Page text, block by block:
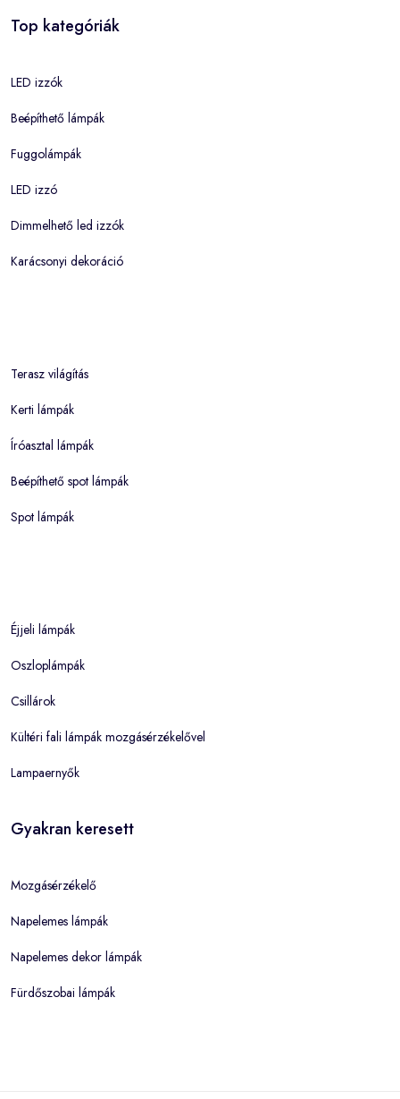
Top kategóriák
LED izzók
Beépíthető lámpák
Fuggolámpák
LED izzó
Dimmelhető led izzók
Karácsonyi dekoráció
Terasz világítás
Kerti lámpák
Íróasztal lámpák
Beépíthető spot lámpák
Spot lámpák
Éjjeli lámpák
Oszloplámpák
Csillárok
Kültéri fali lámpák mozgásérzékelővel
Lampaernyők
Gyakran keresett
Mozgásérzékelő
Napelemes lámpák
Napelemes dekor lámpák
Fürdőszobai lámpák